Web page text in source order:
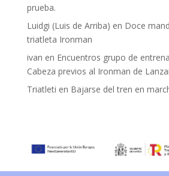
prueba.
Luidgi (Luis de Arriba) en Doce
triatleta Ironman
ivan en Encuentros grupo de
Cabeza previos al Ironman de
Triatleti en Bajarse del tren en